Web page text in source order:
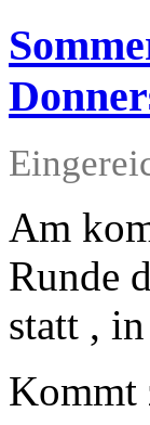
Am
Runde
statt ,
Kommt